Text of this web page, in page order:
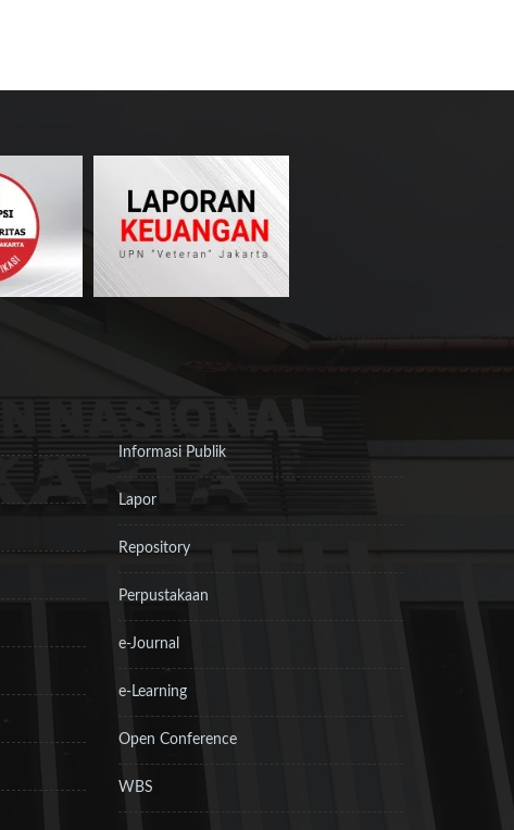
Informasi Publik
Lapor
Repository
Perpustakaan
e-Journal
e-Learning
Open Conference
WBS